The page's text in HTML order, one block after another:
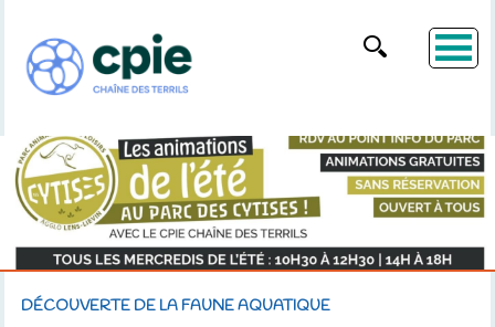
DÉCOUVERTE DE LA FAUNE AQUATIQUE